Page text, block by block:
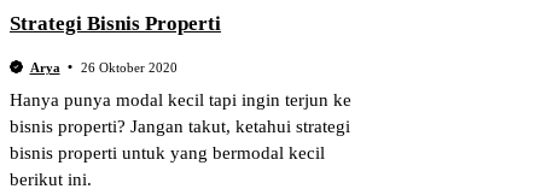
Strategi Bisnis Properti
Arya 26 Oktober 2020
Hanya punya modal kecil tapi ingin terjun ke
bisnis properti? Jangan takut, ketahui strategi
bisnis properti untuk yang bermodal kecil
berikut ini.